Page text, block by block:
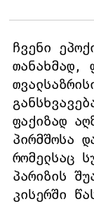
ჩვენი
თანახმად,
ფაქიზად
პირმშოსა
რომელსაც
პარიზის
კისერში